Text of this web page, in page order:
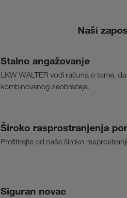
Naši
Stalno angažovanje
LKW WALTER vodi računa o tome,
kombinovanog saobraćaja.
Široko rasprostranjenja
Profitirajte od naše široko
Siguran novac